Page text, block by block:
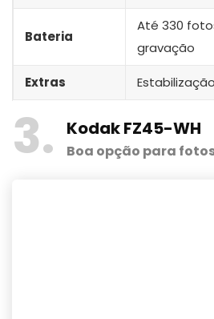
Bateria
Até 330
gravação
Extras
3 Kodak FZ45-WH
Boa opção para